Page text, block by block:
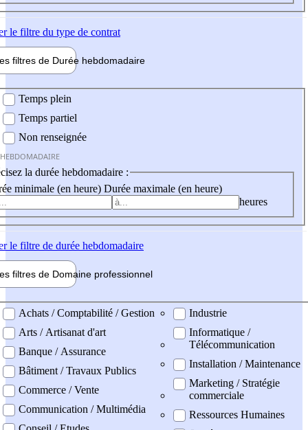
le filtre du type de contrat
filtres de Durée hebdomadaire
Temps plein
Temps partiel
Non renseignée
la durée hebdomadaire :
minimale (en heure) Durée maximale (en heure)
heures
le filtre de durée hebdomadaire
filtres de Domaine professionnel
professionel
Achats / Comptabilité / Gestion
Arts / Artisanat d'art
Banque / Assurance
Bâtiment / Travaux Publics
Commerce / Vente
Communication / Multimédia
Industrie
Informatique /
Télécommunication
Installation / Maintenance
Marketing / Stratégie
commerciale
Ressources Humaines